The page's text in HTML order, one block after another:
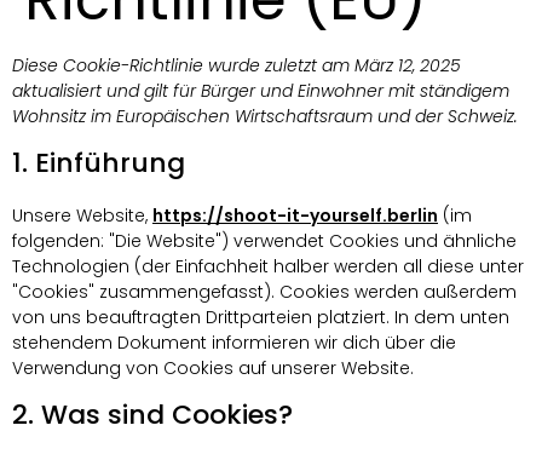
Diese Cookie-Richtlinie wurde zuletzt am März 12, 2025
aktualisiert und gilt für Bürger und Einwohner mit ständigem
Wohnsitz im Europäischen Wirtschaftsraum und der Schweiz.
1. Einführung
Unsere Website, https://shoot-it-yourself.berlin (im
folgenden: "Die Website") verwendet Cookies und ähnliche
Technologien (der Einfachheit halber werden all diese unter
"Cookies" zusammengefasst). Cookies werden außerdem
von uns beauftragten Drittparteien platziert. In dem unten
stehendem Dokument informieren wir dich über die
Verwendung von Cookies auf unserer Website.
2. Was sind Cookies?